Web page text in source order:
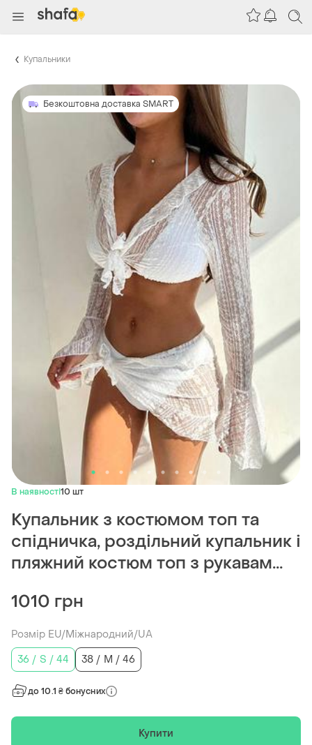
Купальники
Безкоштовна доставка SMART
В наявності10 шт
Купальник з костюмом топ та
спідничка, роздільний купальник і
пляжний костюм топ з рукавам...
1010 грн
Розмір EU/Міжнародний/UA
36 / S / 44
38 / M / 46
до 10.1 ₴ бонусних
Купити